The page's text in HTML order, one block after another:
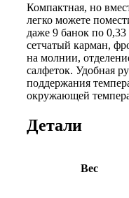
Компактная, но
легко можете
даже 9 банок по
сетчатый карман,
на молнии,
салфеток. Удобная
поддержания
окружающей
Детали
Вес